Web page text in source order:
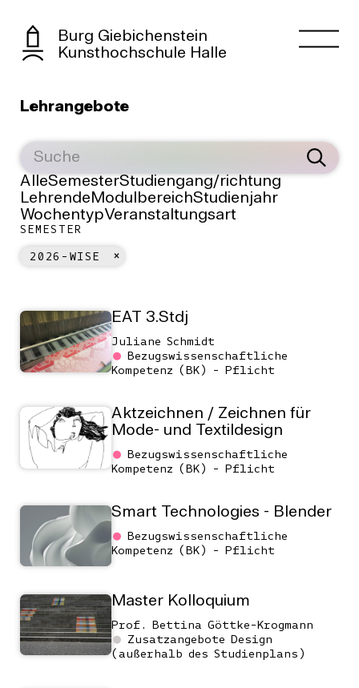
Burg Giebichenstein
Kunsthochschule Halle
Lehrangebote
AlleSemesterStudiengang/richtung
LehrendeModulbereichStudienjahr
WochentypVeranstaltungsart
SEMESTER
2026-WISE
EAT 3.Stdj
Juliane Schmidt
Bezugswissenschaftliche
Kompetenz (BK) - Pflicht
Aktzeichnen / Zeichnen für
Mode- und Textildesign
Bezugswissenschaftliche
Kompetenz (BK) - Pflicht
Smart Technologies - Blender
Bezugswissenschaftliche
Kompetenz (BK) - Pflicht
Master Kolloquium
Prof. Bettina Göttke-Krogmann
Zusatzangebote Design
(außerhalb des Studienplans)